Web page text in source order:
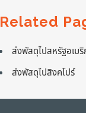
Related
ส่งพัสดุไปสหรัฐอเมริ
ส่งพัสดุไปสิงคโปร์